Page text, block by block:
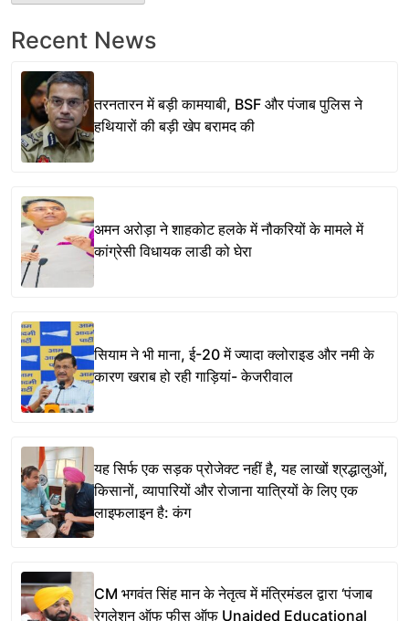
Recent News
तरनतारन में बड़ी कामयाबी, BSF और पंजाब पुलिस ने
हथियारों की बड़ी खेप बरामद की
अमन अरोड़ा ने शाहकोट हलके में नौकरियों के मामले में
कांग्रेसी विधायक लाडी को घेरा
सियाम ने भी माना, ई-20 में ज्यादा क्लोराइड और नमी के
कारण खराब हो रही गाड़ियां- केजरीवाल
यह सिर्फ एक सड़क प्रोजेक्ट नहीं है, यह लाखों श्रद्धालुओं,
किसानों, व्यापारियों और रोजाना यात्रियों के लिए एक
लाइफलाइन है: कंग
CM भगवंत सिंह मान के नेतृत्व में मंत्रिमंडल द्वारा ‘पंजाब
रेगुलेशन ऑफ फीस ऑफ Unaided Educational